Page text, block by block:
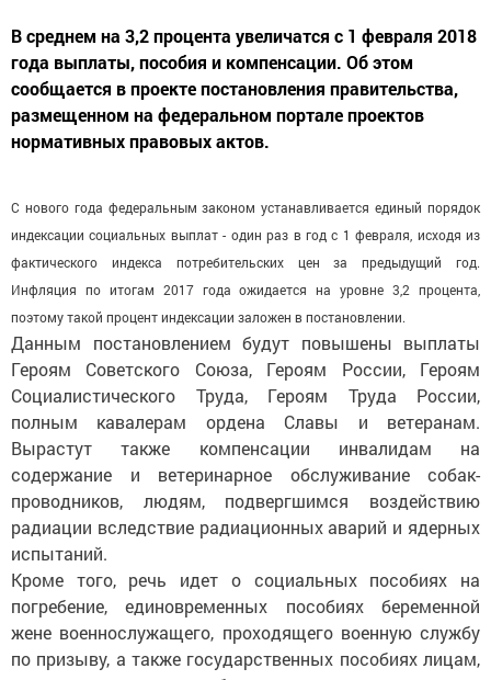
В среднем на 3,2 процента увеличатся с 1 февраля 2018
года выплаты, пособия и компенсации. Об этом
сообщается в проекте постановления правительства,
размещенном на федеральном портале проектов
нормативных правовых актов.
С нового года федеральным законом устанавливается единый порядок
индексации социальных выплат - один раз в год с 1 февраля, исходя из
фактического индекса потребительских цен за предыдущий год.
Инфляция по итогам 2017 года ожидается на уровне 3,2 процента,
поэтому такой процент индексации заложен в постановлении.
Данным постановлением будут повышены выплаты
Героям Советского Союза, Героям России, Героям
Социалистического Труда, Героям Труда России,
полным кавалерам ордена Славы и ветеранам.
Вырастут также компенсации инвалидам на
содержание и ветеринарное обслуживание собак-
проводников, людям, подвергшимся воздействию
радиации вследствие радиационных аварий и ядерных
испытаний.
Кроме того, речь идет о социальных пособиях на
погребение, единовременных пособиях беременной
жене военнослужащего, проходящего военную службу
по призыву, а также государственных пособиях лицам,